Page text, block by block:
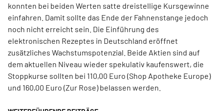
konnten bei beiden Werten satte dreistellige Kursgewinne
einfahren. Damit sollte das Ende der Fahnenstange jedoch
noch nicht erreicht sein. Die Einführung des
elektronischen Rezeptes in Deutschland eröffnet
zusätzliches Wachstumspotenzial. Beide Aktien sind auf
dem aktuellen Niveau wieder spekulativ kaufenswert, die
Stoppkurse sollten bei 110,00 Euro (Shop Apotheke Europe)
und 160,00 Euro (Zur Rose) belassen werden.